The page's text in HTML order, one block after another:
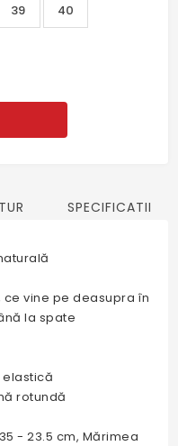
39 40
SPECIFICATII
vine pe deasupra în
la spate
elastică
rotundă
- 23.5 cm, Mărimea